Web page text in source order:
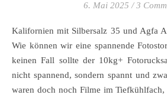
6. Mai 2025 / 3
Kalifornien mit Silbersalz 35 und Agfa APX 100 Film im April?
Wie können wir eine spannende
keinen Fall sollte der 10kg+
nicht spannend, sondern spannt und
waren doch noch Filme im